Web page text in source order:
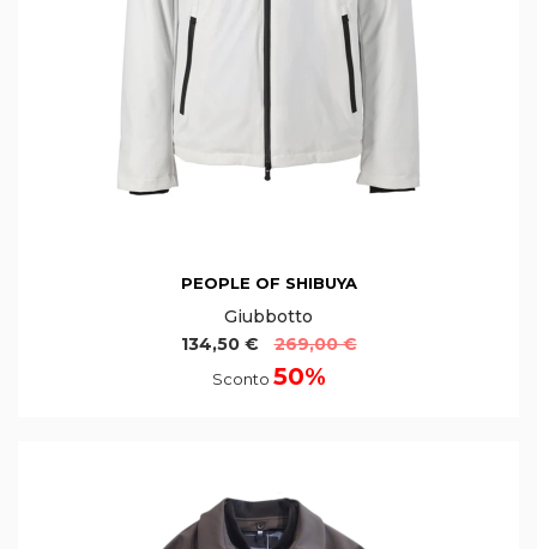
PEOPLE OF SHIBUYA
Giubbotto
134,50 €
269,00 €
Sconto 50%